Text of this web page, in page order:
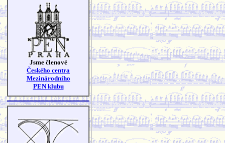
Jsme členové
Českého centra
Mezinárodního
PEN klubu